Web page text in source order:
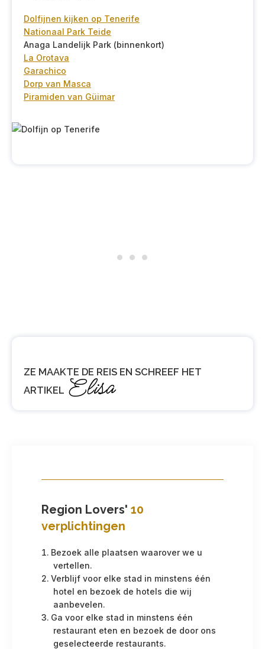
Dolfijnen kijken op Tenerife
Nationaal Park Teide
Anaga Landelijk Park (binnenkort)
La Orotava
Garachico
Dorp van Masca
Piramiden van Güimar
ZE MAAKTE DE REIS EN SCHREEF HET
ARTIKEL Elisa
Region Lovers' 10
verplichtingen
Bezoek alle plaatsen waarover we u
vertellen.
Verblijf voor elke stad in minstens één
hotel en bezoek de hotels die wij
aanbevelen.
Ga voor elke stad in minstens één
restaurant eten en bezoek de door ons
geselecteerde restaurants.